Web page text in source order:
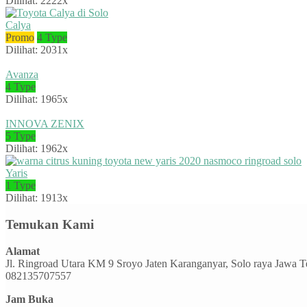
Calya
Promo 4 Type
Dilihat: 2031x
Avanza
4 Type
Dilihat: 1965x
INNOVA ZENIX
5 Type
Dilihat: 1962x
Yaris
1 Type
Dilihat: 1913x
Temukan Kami
Alamat
Jl. Ringroad Utara KM 9 Sroyo Jaten Karanganyar, Solo raya Jawa
082135707557
Jam Buka